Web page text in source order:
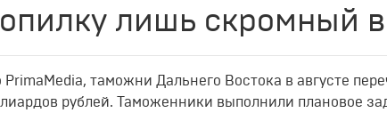
лишь скромный
таможни Дальнего Востока в августе
рублей. Таможенники выполнили плановое